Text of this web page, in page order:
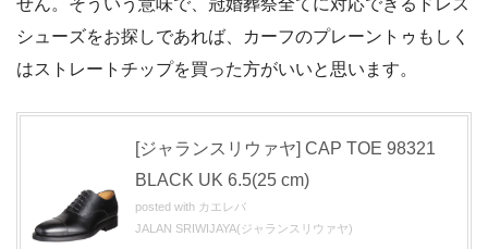
せん。そういう意味で、冠婚葬祭全てに対応できるドレス
シューズをお探しであれば、カーフのプレーントゥもしく
はストレートチップを買った方がいいと思います。
[ジャランスリウァヤ] CAP TOE 98321
BLACK UK 6.5(25 cm)
posted with カエレバ
JALAN SRIWIJAYA(ジャランスリウァヤ)